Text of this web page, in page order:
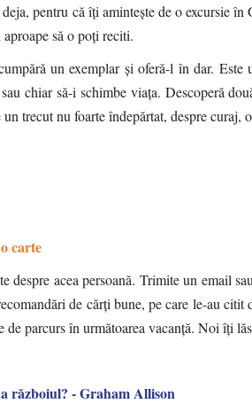
pentru că îți amintește de o excursie în
să o poți reciti.
un exemplar și oferă-l în dar. Este
chiar să-i schimbe viața. Descoperă
trecut nu foarte îndepărtat, despre curaj,
carte
acea persoană. Trimite un email
de cărți bune, pe care le-au citit
parcurs în următoarea vacanță. Noi îți
războiul? - Graham Allison